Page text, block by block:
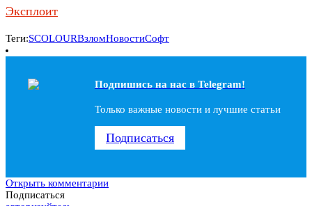
Эксплоит
Теги:SCOLOURВзломНовостиСофт
Подпишись на наc в Telegram!
Только важные новости и лучшие статьи
Подписаться
Открыть комментарии
Подписаться